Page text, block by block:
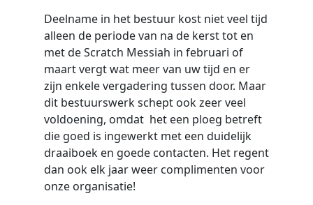
Deelname in het bestuur kost niet veel tijd
alleen de periode van na de kerst tot en
met de Scratch Messiah in februari of
maart vergt wat meer van uw tijd en er
zijn enkele vergadering tussen door. Maar
dit bestuurswerk schept ook zeer veel
voldoening, omdat het een ploeg betreft
die goed is ingewerkt met een duidelijk
draaiboek en goede contacten. Het regent
dan ook elk jaar weer complimenten voor
onze organisatie!